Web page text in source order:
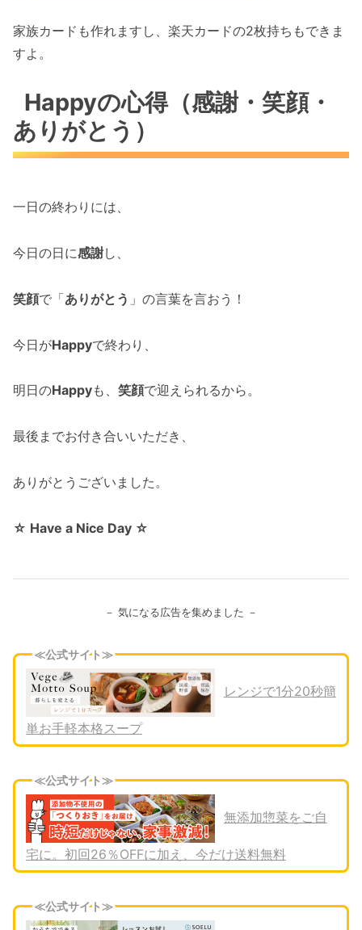
家族カードも作れますし、楽天カードの2枚持ちもできま
すよ。
Happyの心得（感謝・笑顔・
ありがとう）
一日の終わりには、
今日の日に感謝し、
笑顔で「ありがとう 」の言葉を言おう！
今日がHappyで終わり、
明日のHappyも、 笑顔で迎えられるから。
最後までお付き合いいただき、
ありがとうございました。
☆ Have a Nice Day ☆
－ 気になる広告を集めました －
≪公式サイト≫
レンジで1分20秒簡
単お手軽本格スープ
≪公式サイト≫
無添加惣菜をご自
宅に。初回26％OFFに加え、今だけ送料無料
≪公式サイト≫